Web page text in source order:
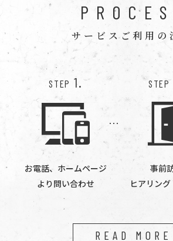
サービスご利用の
STEP 1.
お電話、ホームページ
より問い合わせ
STEP
事前
ヒアリング
READ MORE